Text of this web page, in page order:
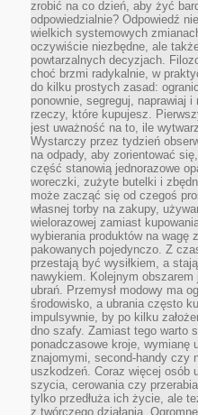
zrobić na co dzień, aby żyć
odpowiedzialnie? Odpowiedź
wielkich systemowych
oczywiście niezbędne, ale
powtarzalnych decyzjach.
choć brzmi radykalnie, w
do kilku prostych zasad:
ponownie, segreguj, naprawiaj
rzeczy, które kupujesz.
jest uważność na to, ile
Wystarczy przez tydzień
na odpady, aby zorientować
część stanowią jednorazowe
woreczki, zużyte butelki i
może zacząć się od czegoś
własnej torby na zakupy,
wielorazowej zamiast
wybierania produktów na wagę
pakowanych pojedynczo. Z
przestają być wysiłkiem, a
nawykiem. Kolejnym
ubrań. Przemysł modowy ma
środowisko, a ubrania często
impulsywnie, by po kilku
dno szafy. Zamiast tego warto
ponadczasowe kroje, wymianę
znajomymi, second-handy czy
uszkodzeń. Coraz więcej osób
szycia, cerowania czy
tylko przedłuża ich życie, ale
z twórczego działania.